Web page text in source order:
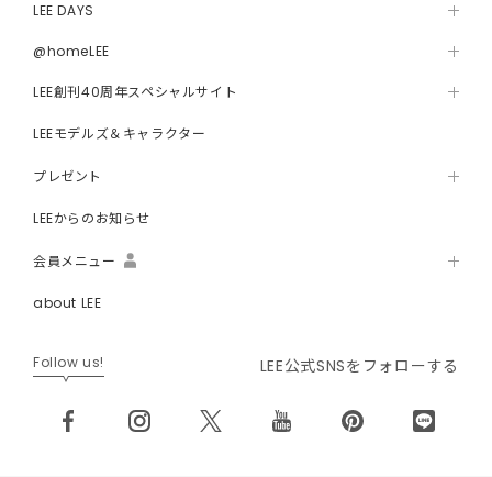
LEE DAYS
@homeLEE
LEE創刊40周年スペシャルサイト
LEEモデルズ＆キャラクター
プレゼント
LEEからのお知らせ
会員メニュー
about LEE
Follow us! LEE公式SNSをフォローする